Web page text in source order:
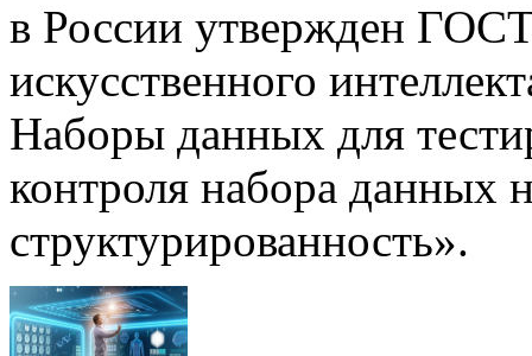
в России утвержден
искусственного
Наборы данных для
контроля набора данных
структурированность».